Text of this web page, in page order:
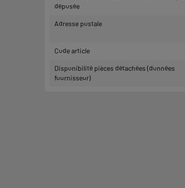
déposée
Adresse postale
Code article
Disponibilité pièces détachées (données
fournisseur)